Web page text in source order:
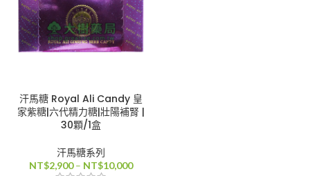
汗馬糖 Royal Ali Candy 皇
家紫糖|六代精力糖|壯陽補腎 |
30顆/1盒
汗馬糖系列
NT$2,900 – NT$10,000價